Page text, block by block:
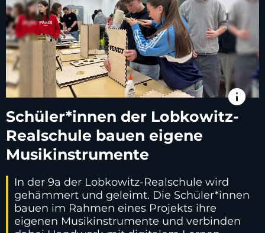
info
Schüler*innen der Lobkowitz-
Realschule bauen eigene
Musikinstrumente
In der 9a der Lobkowitz-Realschule wird
gehämmert und geleimt. Die Schüler*innen
bauen im Rahmen eines Projekts ihre
eigenen Musikinstrumente und verbinden